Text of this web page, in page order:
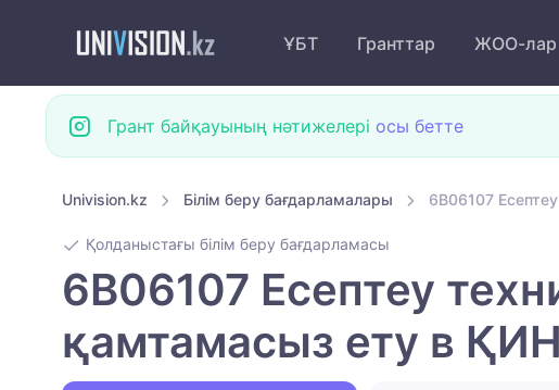
ҰБТ Гранттар ЖОО-лар
Грант байқауының нәтижелері осы бетте
Univision.kz Білім беру бағдарламалары 6B06107
Қолданыстағы білім беру бағдарламасы
6B06107 Есептеу
қамтамасыз ету в